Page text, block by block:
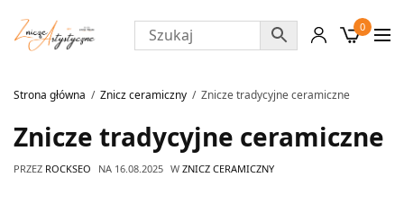
0
Strona główna Znicz ceramiczny Znicze tradycyjne ceramiczne
Znicze tradycyjne ceramiczne
PRZEZ ROCKSEO NA 16.08.2025 W ZNICZ CERAMICZNY